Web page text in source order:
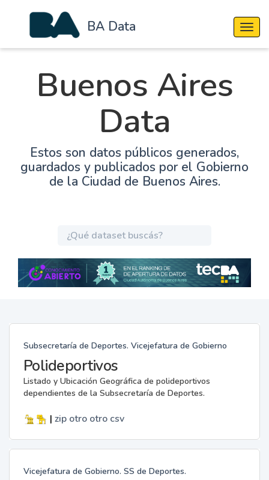
BA Data
Buenos Aires
Data
Estos son datos públicos generados,
guardados y publicados por el Gobierno
de la Ciudad de Buenos Aires.
Subsecretaría de Deportes. Vicejefatura de Gobierno
Polideportivos
Listado y Ubicación Geográfica de polideportivos
dependientes de la Subsecretaría de Deportes.
| zip otro otro csv
Vicejefatura de Gobierno. SS de Deportes.